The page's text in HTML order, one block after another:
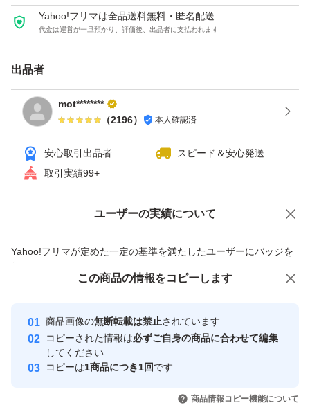
Yahoo!フリマは全品送料無料・匿名配送
代金は運営が一旦預かり、評価後、出品者に支払われます
出品者
mot********
（2196） 本人確認済
安心取引出品者
スピード＆安心発送
取引実績99+
ユーザーの実績について
Yahoo!フリマが定めた一定の基準を満たしたユーザーにバッジを
付与しています
安心取引出品者
心・安全なユーザーです
取引実績
引を完了させた実績があります
価格の相談 商品への質問
この商品の情報をコピーします
商品画像の無断転載は禁止されています
コピーされた情報は必ずご自身の商品に合わせて編集
してください
コピーは1商品につき1回です
商品情報コピー機能について
この商品をみている人にオススメ